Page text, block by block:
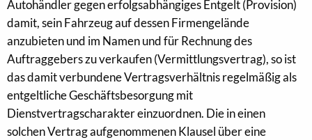
Autohändler gegen erfolgsabhängiges Entgelt (Provision)
damit, sein Fahrzeug auf dessen Firmengelände
anzubieten und im Namen und für Rechnung des
Auftraggebers zu verkaufen (Vermittlungsvertrag), so ist
das damit verbundene Vertragsverhältnis regelmäßig als
entgeltliche Geschäftsbesorgung mit
Dienstvertragscharakter einzuordnen. Die in einen
solchen Vertrag aufgenommenen Klausel über eine